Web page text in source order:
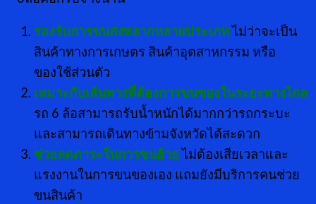
รองรับการขนส่งหลากหลายประเภทไม่ว่าจะเป็น
สินค้าทางการเกษตร สินค้าอุตสาหกรรม หรือ
ของใช้ส่วนตัว
เหมาะกับเส้นทางที่ต้องการขนของในระยะทางไกล
รถ 6 ล้อสามารถรับน้ำหนักได้มากกว่ารถกระบะ
และสามารถเดินทางข้ามจังหวัดได้สะดวก
ช่วยลดภาระในการขนย้ายไม่ต้องเสียเวลาและ
แรงงานในการขนของเอง แถมยังมีบริการคนช่วย
ขนสินค้า